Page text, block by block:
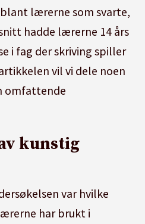
lærerne som svarte,
hadde lærerne 14 års
i fag der skriving spiller
vil vi dele noen
omfattende
kunstig
var hvilke
har brukt i